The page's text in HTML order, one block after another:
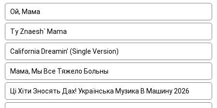
Ой, Мама
Ty Znaesh` Mama
California Dreamin' (Single Version)
Мама, Мы Все Тяжело Больны
Ці Хіти Зносять Дах! Українська Музика В Машину 2026